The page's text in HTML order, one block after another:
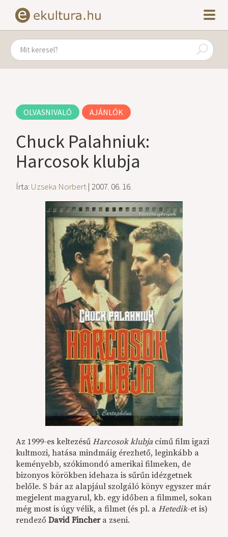
OLVASNIVALÓ AJÁNLÓK
Chuck Palahniuk:
Harcosok klubja
Írta: Uzseka Norbert| 2007. 06. 16.
Az 1999-es keltezésűHarcosok klubja című film igazi
kultmozi, hatása mindmáig érezhető, leginkább a
keményebb, szókimondó amerikai filmeken, de
bizonyos körökben idehaza is sűrűn idézgetnek
belőle. S bár az alapjául szolgáló könyv egyszer már
megjelent magyarul, kb. egy időben a filmmel, sokan
még most is úgy vélik, a filmet (és pl. aHetedik-et is)
rendezőDavid Finchera zseni.